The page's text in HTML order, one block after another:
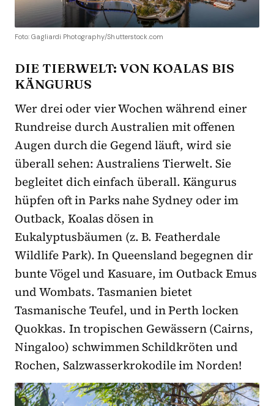
Foto: Gagliardi Photography/Shutterstock.com
DIE TIERWELT: VON KOALAS BIS
KÄNGURUS
Wer drei oder vier Wochen während einer
Rundreise durch Australien mit offenen
Augen durch die Gegend läuft, wird sie
überall sehen: Australiens Tierwelt. Sie
begleitet dich einfach überall. Kängurus
hüpfen oft in Parks nahe Sydney oder im
Outback, Koalas dösen in
Eukalyptusbäumen (z. B. Featherdale
Wildlife Park). In Queensland begegnen dir
bunte Vögel und Kasuare, im Outback Emus
und Wombats. Tasmanien bietet
Tasmanische Teufel, und in Perth locken
Quokkas. In tropischen Gewässern (Cairns,
Ningaloo) schwimmen Schildkröten und
Rochen, Salzwasserkrokodile im Norden!